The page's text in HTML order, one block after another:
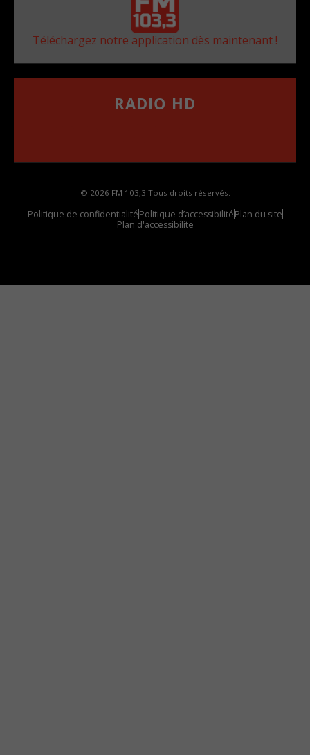
Téléchargez notre application dès maintenant !
RADIO HD
© 2026 FM 103,3 Tous droits réservés.
Politique de confidentialitéPolitique d’accessibilitéPlan du site
Plan d'accessibilite